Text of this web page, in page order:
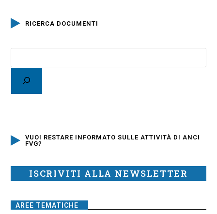
RICERCA DOCUMENTI
VUOI RESTARE INFORMATO SULLE ATTIVITÀ DI ANCI
FVG?
ISCRIVITI ALLA NEWSLETTER
AREE TEMATICHE